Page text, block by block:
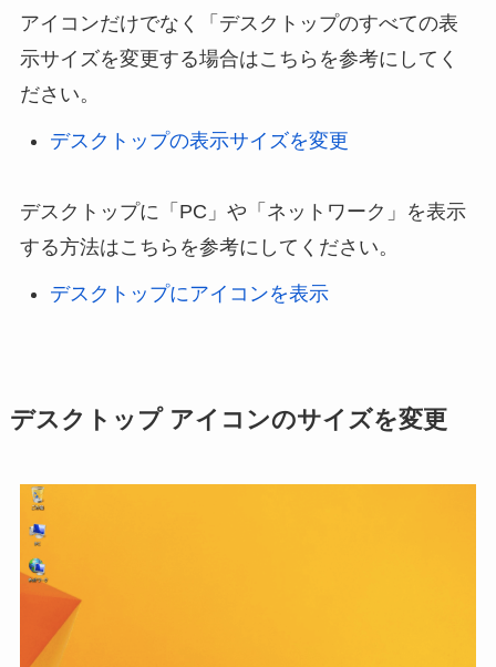
アイコンだけでなく「デスクトップのすべての表
示サイズを変更する場合はこちらを参考にしてく
ださい。
デスクトップの表示サイズを変更
デスクトップに「PC」や「ネットワーク」を表示
する方法はこちらを参考にしてください。
デスクトップにアイコンを表示
デスクトップ アイコンのサイズを変更